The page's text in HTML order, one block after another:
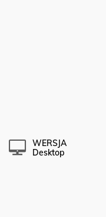
WERSJA
Desktop